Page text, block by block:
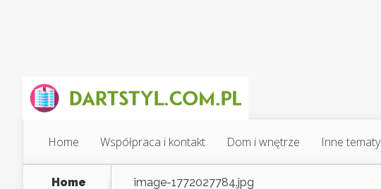
Home Współpraca i kontakt Dom i wnętrze Inne tematy
Home image-1772027784.jpg